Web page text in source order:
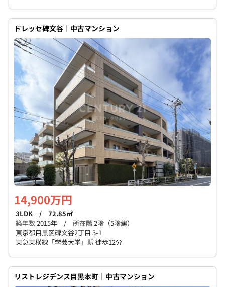
ドレッセ碑文谷｜中古マンション
14,900万円
3LDK / 72.85㎡
築年数2015年 / 所在階2階（5階建）
東京都目黒区碑文谷2丁目 3-1
東急東横線「学芸大学」駅 徒歩12分
リストレジデンス目黒本町｜中古マンション